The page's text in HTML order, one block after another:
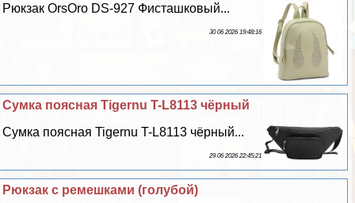
Рюкзак OrsOro DS-927 Фисташковый...
30 06 2026 19:48:16
Сумка поясная Tigernu T-L8113 чёрный
Сумка поясная Tigernu T-L8113 чёрный...
29 06 2026 22:45:21
Рюкзак с ремешками (гoлyбой)